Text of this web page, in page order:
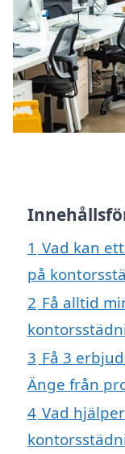
1 Vad kan
på
2 Få alltid
3 Få 3
Änge från
4 Vad